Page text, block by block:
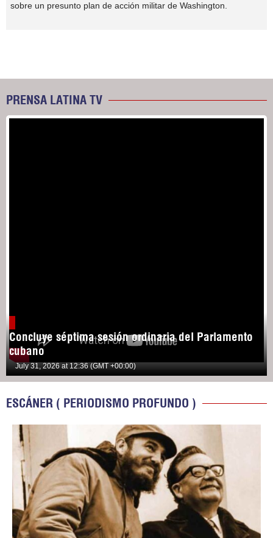
sobre un presunto plan de acción militar de Washington.
PRENSA LATINA TV
Concluye séptima sesión ordinaria del Parlamento
cubano
July 31, 2026 at 12:36 (GMT +00:00)
ESCÁNER ( PERIODISMO PROFUNDO )